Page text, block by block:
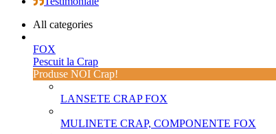
All categories
FOX
Pescuit la Crap
Produse NOI Crap!
LANSETE CRAP FOX
MULINETE CRAP, COMPONENTE FOX